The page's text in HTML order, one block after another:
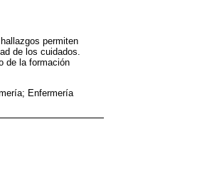
permiten
de los cuidados.
de la formación
Enfermería